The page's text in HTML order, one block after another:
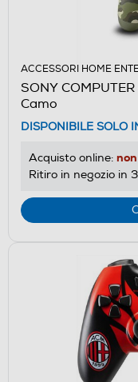
ACCESSORI HOME
SONY
Camo
DISPONIBILE SOLO
Acquisto online:
Ritiro in negozio in